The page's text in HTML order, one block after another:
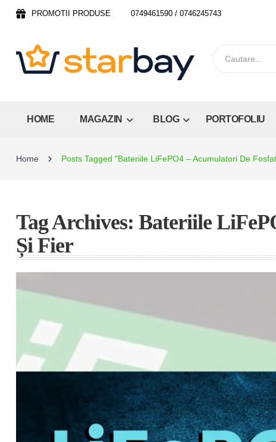
PROMOTII PRODUSE 0749461590 / 0746245743
HOME MAGAZIN BLOG PORTOFOLIU
Home Posts Tagged "Bateriile LiFePO4 – Acumulatori De
Tag Archives: Bateriile
Și Fier